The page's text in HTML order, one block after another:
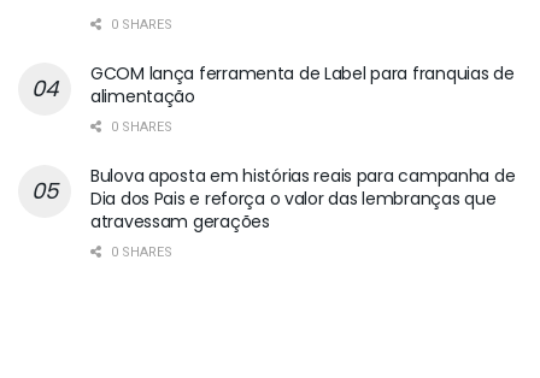
0 SHARES
GCOM lança ferramenta de Label para franquias de
alimentação
0 SHARES
Bulova aposta em histórias reais para campanha de
Dia dos Pais e reforça o valor das lembranças que
atravessam gerações
0 SHARES